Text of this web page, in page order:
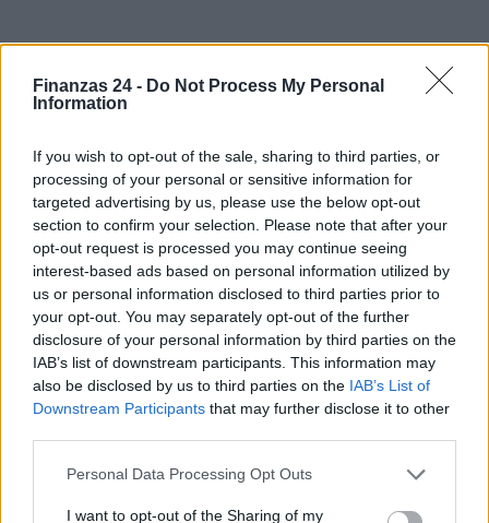
Finanzas 24 - Do Not Process My Personal
Information
If you wish to opt-out of the sale, sharing to third parties, or
processing of your personal or sensitive information for
targeted advertising by us, please use the below opt-out
section to confirm your selection. Please note that after your
opt-out request is processed you may continue seeing
interest-based ads based on personal information utilized by
us or personal information disclosed to third parties prior to
your opt-out. You may separately opt-out of the further
disclosure of your personal information by third parties on the
IAB’s list of downstream participants. This information may
also be disclosed by us to third parties on the IAB’s List of
Downstream Participants that may further disclose it to other
Please note that this website/app uses one or more Google
not limited to your visit or usage behaviour. You may click to
Personal Data Processing Opt Outs
I want to opt-out of the Sharing of my
Sigue leyendo